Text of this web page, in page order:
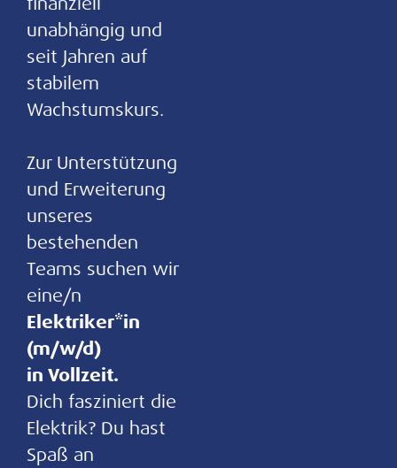
unabhängig und
seit Jahren auf
stabilem
Wachstumskurs.
Zur Unterstützung
und Erweiterung
unseres
bestehenden
Teams suchen wir
eine/n
Elektriker*in
(m/w/d)
in Vollzeit.
Dich fasziniert die
Elektrik? Du hast
Spaß an